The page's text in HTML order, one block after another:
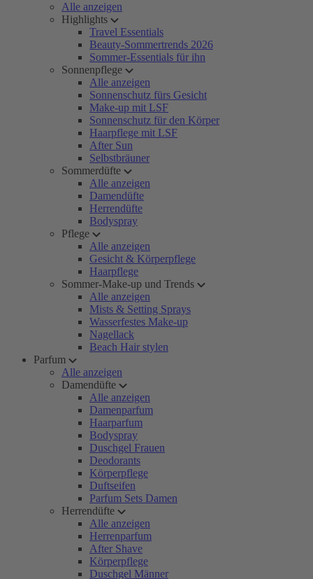
Alle anzeigen
Highlights
Travel Essentials
Beauty-Sommertrends 2026
Sommer-Essentials für ihn
Sonnenpflege
Alle anzeigen
Sonnenschutz fürs Gesicht
Make-up mit LSF
Sonnenschutz für den Körper
Haarpflege mit LSF
After Sun
Selbstbräuner
Sommerdüfte
Alle anzeigen
Damendüfte
Herrendüfte
Bodyspray
Pflege
Alle anzeigen
Gesicht & Körperpflege
Haarpflege
Sommer-Make-up und Trends
Alle anzeigen
Mists & Setting Sprays
Wasserfestes Make-up
Nagellack
Beach Hair stylen
Parfum
Alle anzeigen
Damendüfte
Alle anzeigen
Damenparfum
Haarparfum
Bodyspray
Duschgel Frauen
Deodorants
Körperpflege
Duftseifen
Parfum Sets Damen
Herrendüfte
Alle anzeigen
Herrenparfum
After Shave
Körperpflege
Duschgel Männer